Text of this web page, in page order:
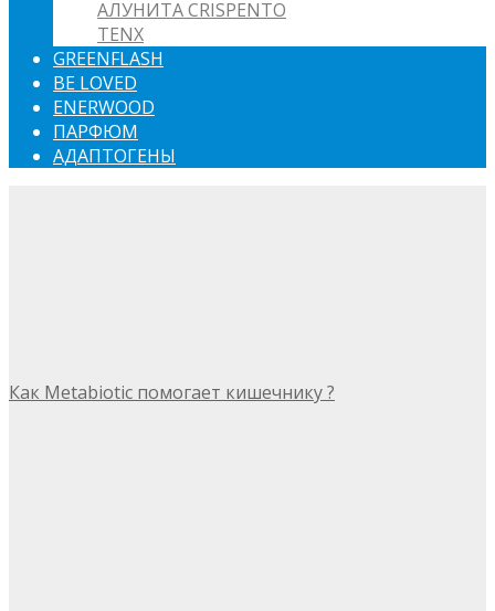
АЛУНИТА CRISPENTO
TENX
GREENFLASH
BE LOVED
ENERWOOD
ПАРФЮМ
АДАПТОГЕНЫ
Как Metabiotic помогает кишечнику ?